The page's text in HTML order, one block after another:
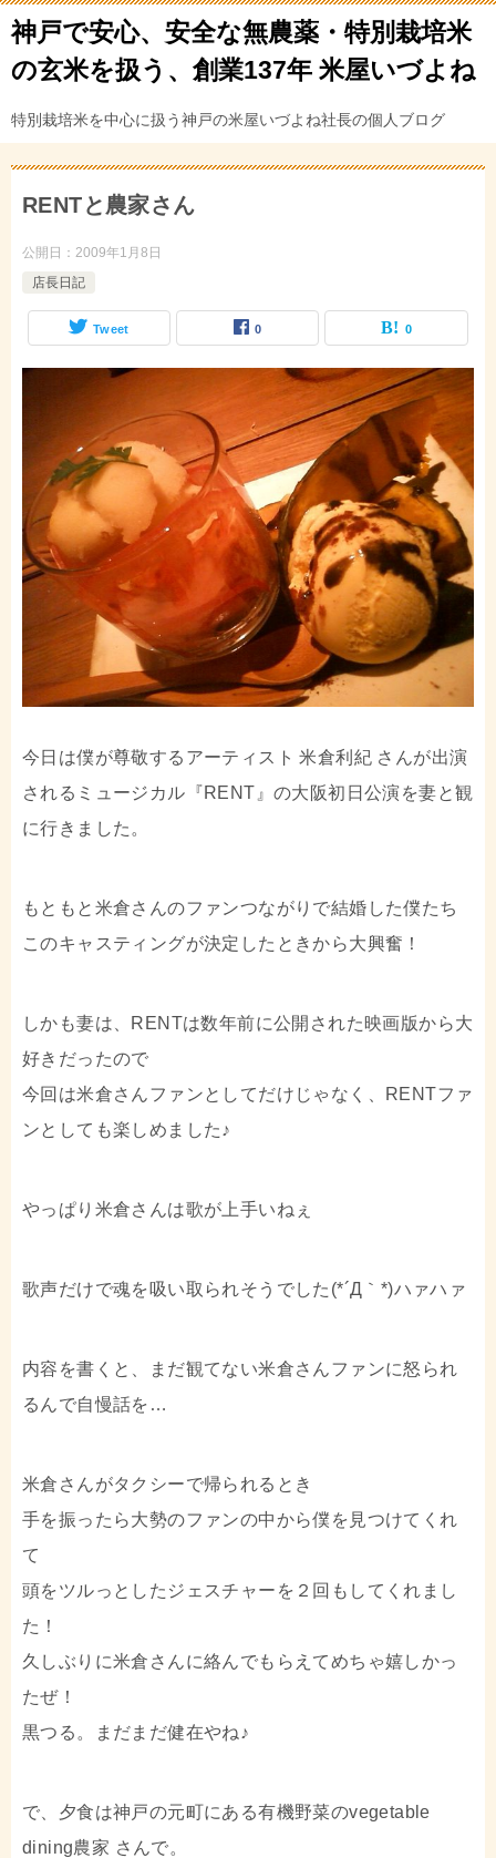
神戸で安心、安全な無農薬・特別栽培米
の玄米を扱う、創業137年 米屋いづよね
特別栽培米を中心に扱う神戸の米屋いづよね社長の個人ブログ
RENTと農家さん
公開日： 2009年1月8日
店長日記
Tweet 0 0
今日は僕が尊敬するアーティスト 米倉利紀 さんが出演
されるミュージカル『RENT』の大阪初日公演を妻と観
に行きました。
もともと米倉さんのファンつながりで結婚した僕たち
このキャスティングが決定したときから大興奮！
しかも妻は、RENTは数年前に公開された映画版から大
好きだったので
今回は米倉さんファンとしてだけじゃなく、RENTファ
ンとしても楽しめました♪
やっぱり米倉さんは歌が上手いねぇ
歌声だけで魂を吸い取られそうでした(*´Д｀*)ハァハァ
内容を書くと、まだ観てない米倉さんファンに怒られ
るんで自慢話を…
米倉さんがタクシーで帰られるとき
手を振ったら大勢のファンの中から僕を見つけてくれ
て
頭をツルっとしたジェスチャーを２回もしてくれまし
た！
久しぶりに米倉さんに絡んでもらえてめちゃ嬉しかっ
たぜ！
黒つる。まだまだ健在やね♪
で、夕食は神戸の元町にある有機野菜のvegetable
dining農家 さんで。